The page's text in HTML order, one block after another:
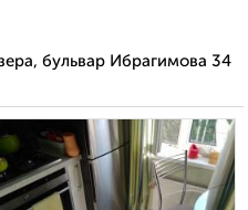
бульвар Ибрагимова 34